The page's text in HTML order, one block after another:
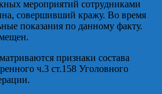
мероприятий сотрудниками
совершивший кражу. Во время
показания по данному факту.
признаки состава
ч.3 ст.158 Уголовного